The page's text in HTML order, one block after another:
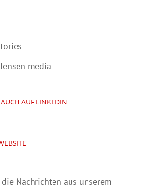
media
AUF LINKEDIN
Nachrichten aus unserem